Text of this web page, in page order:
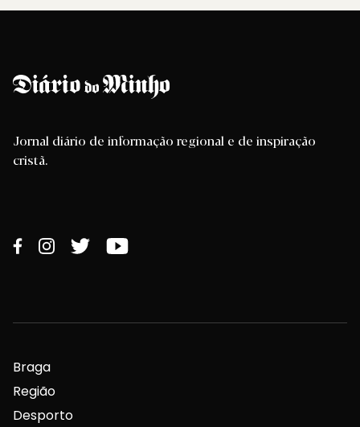
Jornal diário de informação regional e de inspiração
cristã.
Braga
Região
Desporto